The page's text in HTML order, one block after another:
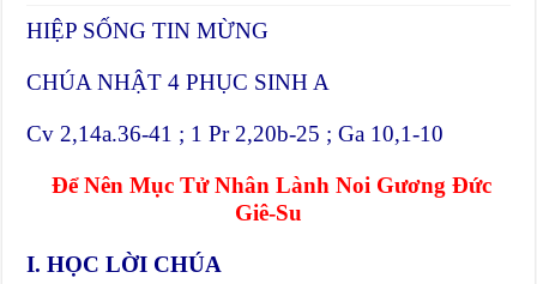
HIỆP SỐNG TIN MỪNG
CHÚA NHẬT 4 PHỤC SINH A
Cv 2,14a.36-41 ; 1 Pr 2,20b-25 ; Ga 10,1-10
Để Nên Mục Tử Nhân Lành Noi Gương Đức
Giê-Su
I. HỌC LỜI CHÚA